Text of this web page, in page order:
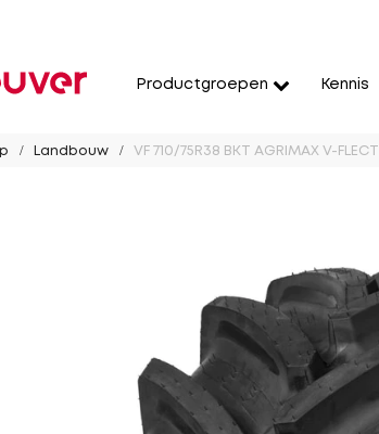
Productgroepen Kennis
Landbouw VF 710/75R38 BKT AGRIMAX V-